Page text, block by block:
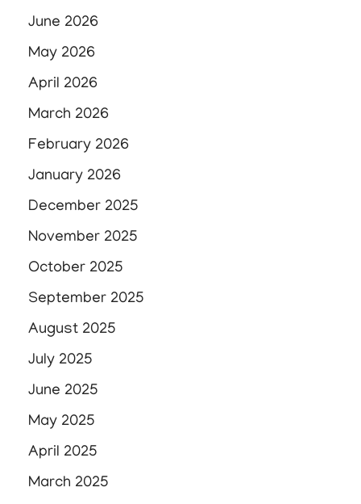
June 2026
May 2026
April 2026
March 2026
February 2026
January 2026
December 2025
November 2025
October 2025
September 2025
August 2025
July 2025
June 2025
May 2025
April 2025
March 2025